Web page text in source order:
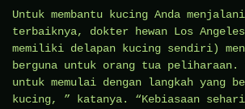
Untuk membantu kucing Anda
terbaiknya, dokter hewan Los
memiliki delapan kucing sendiri)
berguna untuk orang tua peliharaan.
untuk memulai dengan langkah yang
kucing, ” katanya. “Kebiasaan